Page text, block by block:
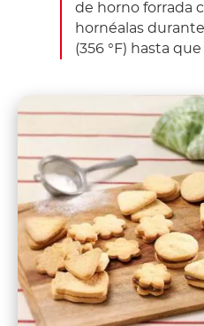
de horno forrada
hornéalas
(356 °F) hasta